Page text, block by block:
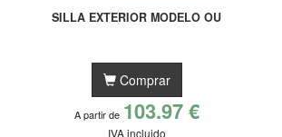
SILLA EXTERIOR MODELO OU
Comprar
A partir de 103.97 €
IVA incluido